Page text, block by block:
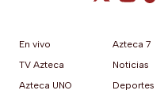
En vivo
TV Azteca
Azteca UNO
Azteca 7
Noticias
Deportes